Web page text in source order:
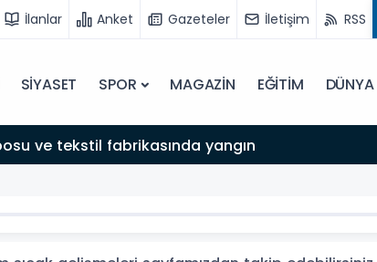
İlanlar Anket Gazeteler İletişim RSS
SİYASET SPOR MAGAZİN EĞİTİM DÜNYA
ve tekstil fabrikasında yangın